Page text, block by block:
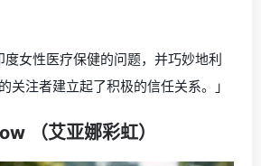
度女性医疗保健的问题，并巧妙地利
关注者建立起了积极的信任关系。」
（艾亚娜彩虹）